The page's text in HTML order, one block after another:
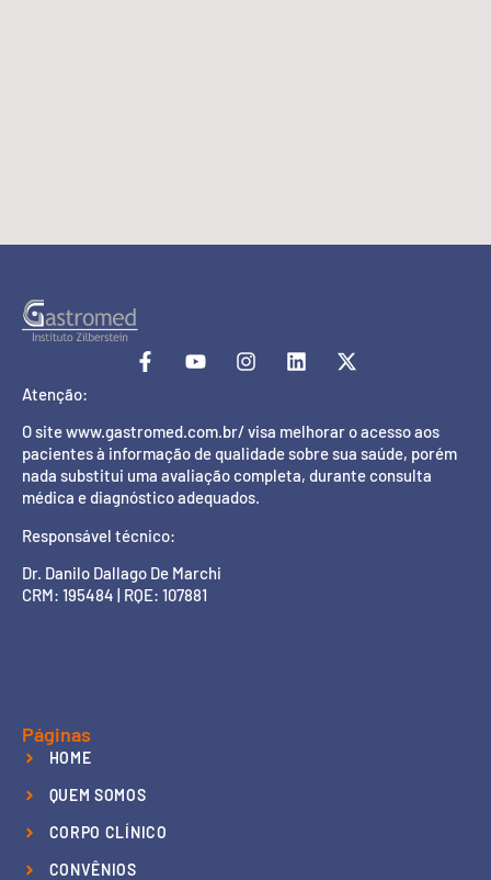
Atenção:
O site www.gastromed.com.br/ visa melhorar o acesso aos
pacientes à informação de qualidade sobre sua saúde, porém
nada substitui uma avaliação completa, durante consulta
médica e diagnóstico adequados.
Responsável técnico:
Dr. Danilo Dallago De Marchi
CRM: 195484 | RQE: 107881
Páginas
HOME
QUEM SOMOS
CORPO CLÍNICO
CONVÊNIOS